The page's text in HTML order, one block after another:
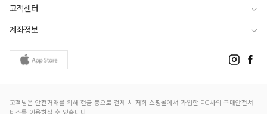
고객센터
계좌정보
고객님은 안전거래를 위해 현금 등으로 결제 시 저희 쇼핑몰에서 가입한 PG사의 구매안전서
비스를 이용하실 수 있습니다.